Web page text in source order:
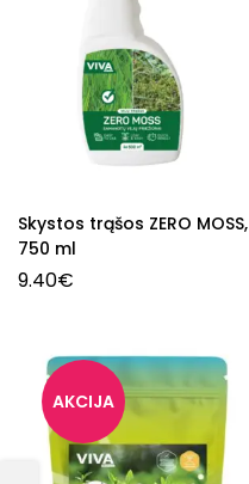
Skystos trąšos ZERO MOSS,
750 ml
9.40€